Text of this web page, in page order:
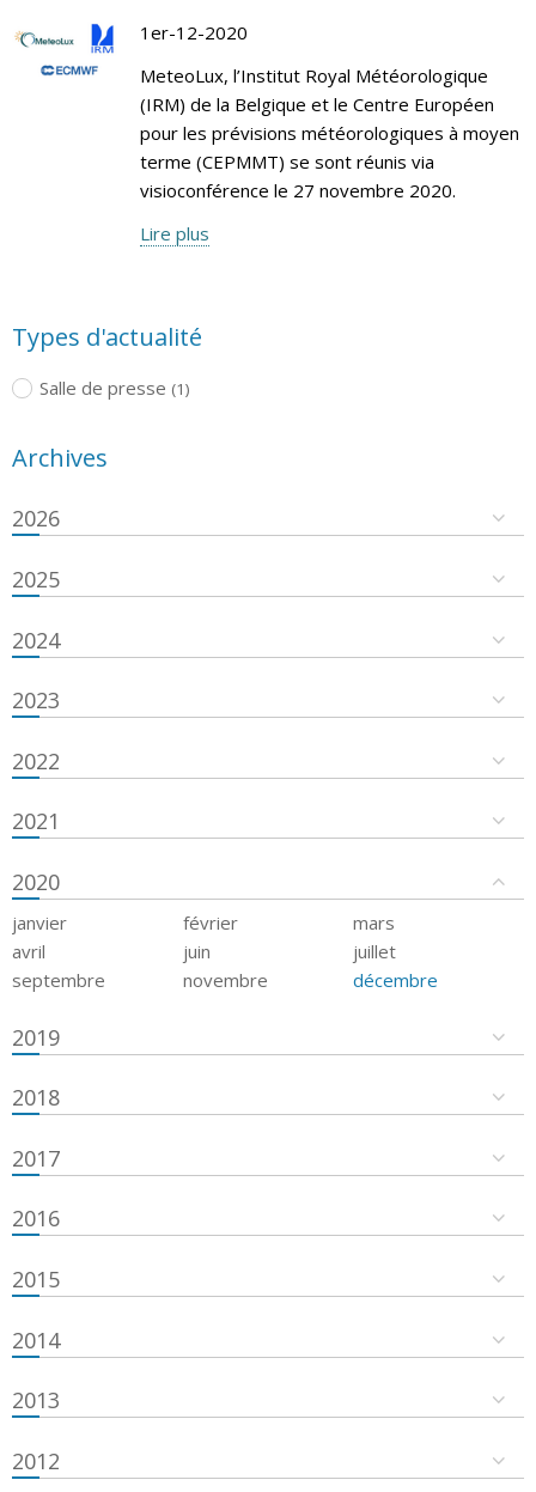
1er-12-2020
MeteoLux, l’Institut Royal Météorologique
(IRM) de la Belgique et le Centre Européen
pour les prévisions météorologiques à moyen
terme (CEPMMT) se sont réunis via
visioconférence le 27 novembre 2020.
Lire plus
Types d'actualité
Salle de presse (1)
Archives
2026
2025
2024
2023
2022
2021
2020
janvier février
mars
avril
juin
juillet
septembre
novembre décembre
2019
2018
2017
2016
2015
2014
2013
2012